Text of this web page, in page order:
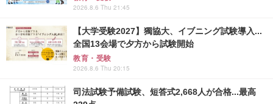
2026.8.6 Thu 21:45
【大学受験2027】獨協大、イブニング試験導入...
全国13会場で夕方から試験開始
教育・受験
2026.8.6 Thu 20:15
司法試験予備試験、短答式2,668人が合格...最高